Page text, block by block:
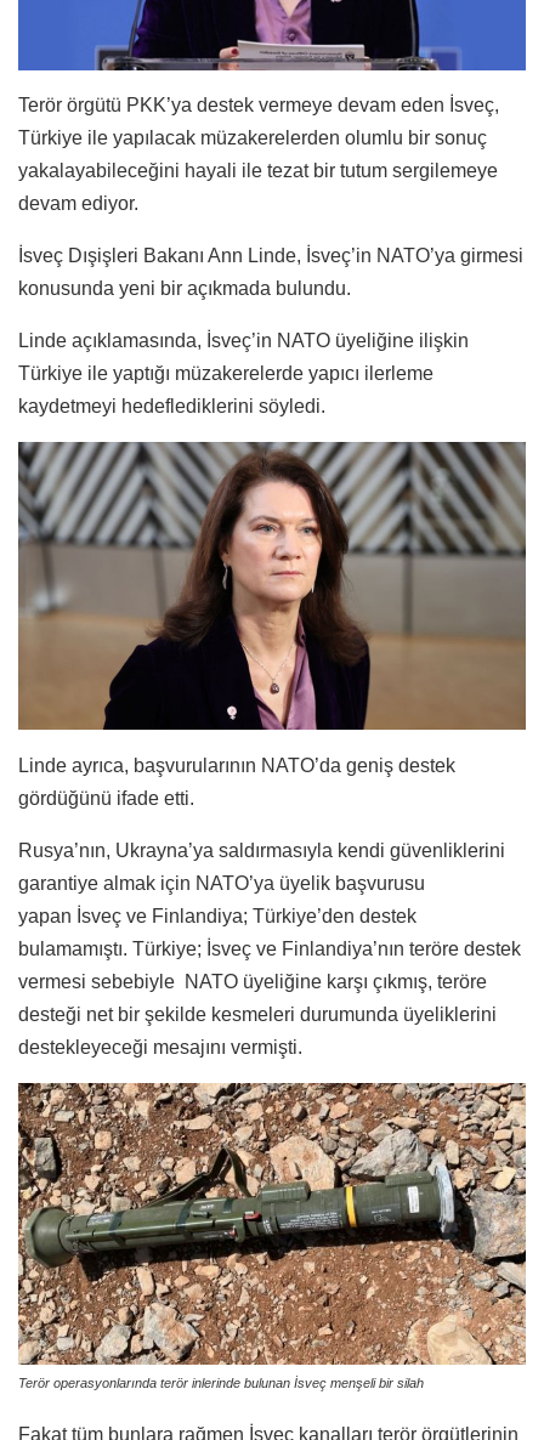
Terör örgütü PKK’ya destek vermeye devam eden İsveç,
Türkiye ile yapılacak müzakerelerden olumlu bir sonuç
yakalayabileceğini hayali ile tezat bir tutum sergilemeye
devam ediyor.
İsveç Dışişleri Bakanı Ann Linde, İsveç’in NATO’ya girmesi
konusunda yeni bir açıkmada bulundu.
Linde açıklamasında, İsveç’in NATO üyeliğine ilişkin
Türkiye ile yaptığı müzakerelerde yapıcı ilerleme
kaydetmeyi hedeflediklerini söyledi.
Linde ayrıca, başvurularının NATO’da geniş destek
gördüğünü ifade etti.
Rusya’nın, Ukrayna’ya saldırmasıyla kendi güvenliklerini
garantiye almak için NATO’ya üyelik başvurusu
yapan İsveç ve Finlandiya; Türkiye’den destek
bulamamıştı. Türkiye; İsveç ve Finlandiya’nın teröre destek
vermesi sebebiyle NATO üyeliğine karşı çıkmış, teröre
desteği net bir şekilde kesmeleri durumunda üyeliklerini
destekleyeceği mesajını vermişti.
Terör operasyonlarında terör inlerinde bulunan İsveç menşeli bir silah
Fakat tüm bunlara rağmen İsveç kanalları terör örgütlerinin